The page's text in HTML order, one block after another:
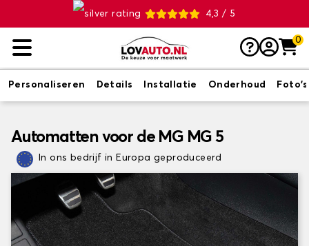
4,3 / 5
0
Personaliseren Details Installatie Onderhoud Foto's
Automatten voor de MG MG 5
In ons bedrijf in Europa geproduceerd